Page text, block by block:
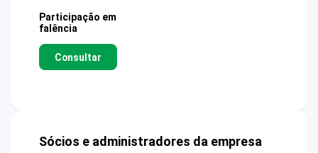
Participação em
falência
Consultar
Sócios e administradores da empresa